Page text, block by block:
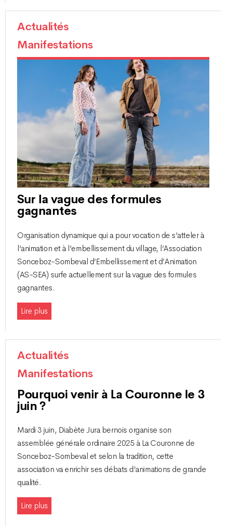
Actualités
Manifestations
Sur la vague des formules
gagnantes
Organisation dynamique qui a pour vocation de s’atteler à
l’animation et à l’embellissement du village, l’Association
Sonceboz-Sombeval d’Embellissement et d’Animation
(AS-SEA) surfe actuellement sur la vague des formules
gagnantes.
Lire plus
Actualités
Manifestations
Pourquoi venir à La Couronne le 3
juin ?
Mardi 3 juin, Diabète Jura bernois organise son
assemblée générale ordinaire 2025 à La Couronne de
Sonceboz-Sombeval et selon la tradition, cette
association va enrichir ses débats d’animations de grande
qualité.
Lire plus